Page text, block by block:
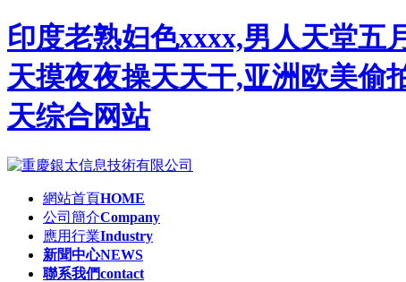
印度老熟妇色xxxx,男人天堂五
天摸夜夜操天天干,亚洲欧美偷
天综合网站
網站首頁HOME
公司簡介Company
應用行業Industry
新聞中心NEWS
聯系我們contact